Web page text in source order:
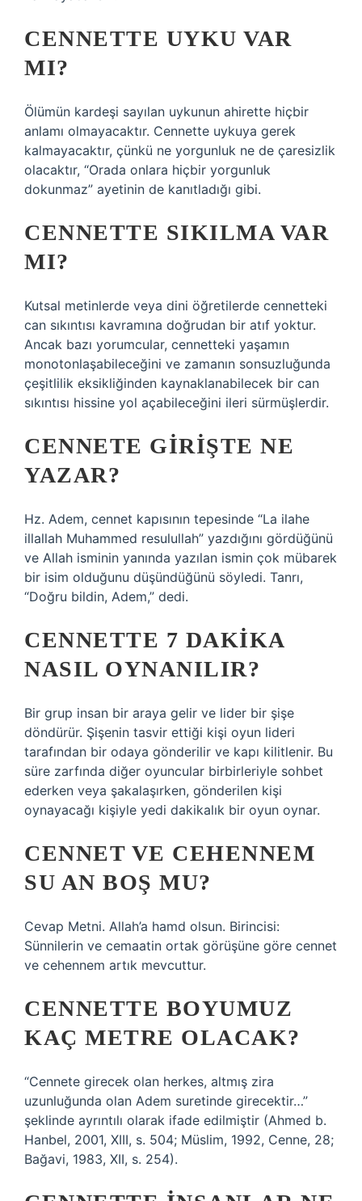
CENNETTE UYKU VAR
MI?
Ölümün kardeşi sayılan uykunun ahirette hiçbir
anlamı olmayacaktır. Cennette uykuya gerek
kalmayacaktır, çünkü ne yorgunluk ne de çaresizlik
olacaktır, “Orada onlara hiçbir yorgunluk
dokunmaz” ayetinin de kanıtladığı gibi.
CENNETTE SIKILMA VAR
MI?
Kutsal metinlerde veya dini öğretilerde cennetteki
can sıkıntısı kavramına doğrudan bir atıf yoktur.
Ancak bazı yorumcular, cennetteki yaşamın
monotonlaşabileceğini ve zamanın sonsuzluğunda
çeşitlilik eksikliğinden kaynaklanabilecek bir can
sıkıntısı hissine yol açabileceğini ileri sürmüşlerdir.
CENNETE GIRIŞTE NE
YAZAR?
Hz. Adem, cennet kapısının tepesinde “La ilahe
illallah Muhammed resulullah” yazdığını gördüğünü
ve Allah isminin yanında yazılan ismin çok mübarek
bir isim olduğunu düşündüğünü söyledi. Tanrı,
“Doğru bildin, Adem,” dedi.
CENNETTE 7 DAKIKA
NASIL OYNANILIR?
Bir grup insan bir araya gelir ve lider bir şişe
döndürür. Şişenin tasvir ettiği kişi oyun lideri
tarafından bir odaya gönderilir ve kapı kilitlenir. Bu
süre zarfında diğer oyuncular birbirleriyle sohbet
ederken veya şakalaşırken, gönderilen kişi
oynayacağı kişiyle yedi dakikalık bir oyun oynar.
CENNET VE CEHENNEM
SU AN BOŞ MU?
Cevap Metni. Allah’a hamd olsun. Birincisi:
Sünnilerin ve cemaatin ortak görüşüne göre cennet
ve cehennem artık mevcuttur.
CENNETTE BOYUMUZ
KAÇ METRE OLACAK?
“Cennete girecek olan herkes, altmış zira
uzunluğunda olan Adem suretinde girecektir…”
şeklinde ayrıntılı olarak ifade edilmiştir (Ahmed b.
Hanbel, 2001, XIII, s. 504; Müslim, 1992, Cenne, 28;
Bağavi, 1983, XII, s. 254).